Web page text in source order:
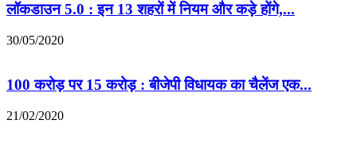
लॉकडाउन 5.0 : इन 13 शहरों में नियम और कड़े होंगे,...
30/05/2020
100 करोड़ पर 15 करोड़ : बीजेपी विधायक का चैलेंज एक...
21/02/2020